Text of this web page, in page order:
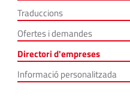
Traduccions
Ofertes i demandes
Directori d'empreses
Informació personalitzada